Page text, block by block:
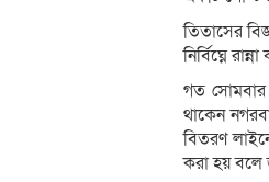
তিতাসের
নির্বিঘ্নে
গত সোমবার
থাকেন
বিতরণ
করা হয় বলে